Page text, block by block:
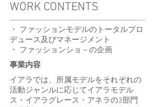
WORK CONTENTS
・ ファッションモデルのトータルプロ
デュース及びマネージメント
・ ファッションショ－の企画
事業内容
イアラでは、所属モデルをそれぞれの
活動ジャンルに応じてイアラモデル
ス・イアラグレース・アネラの3部門